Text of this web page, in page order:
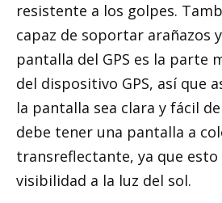
resistente a los golpes.
capaz de soportar arañazos
pantalla del GPS es la parte
del dispositivo GPS, así que
la pantalla sea clara y fácil
debe tener una pantalla a
transreflectante, ya que esto
visibilidad a la luz del sol.